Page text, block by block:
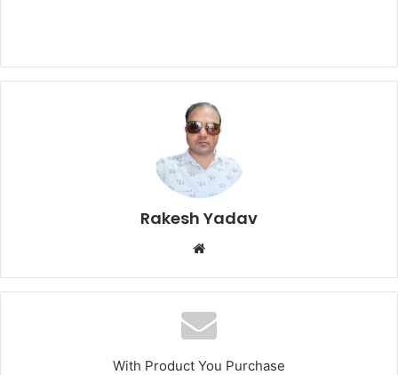
Rakesh Yadav
b
s
i
With Product You Purchase